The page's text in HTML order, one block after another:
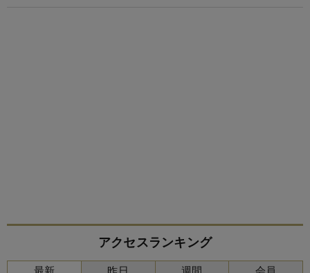
アクセスランキング
最新 昨日 週間 会員